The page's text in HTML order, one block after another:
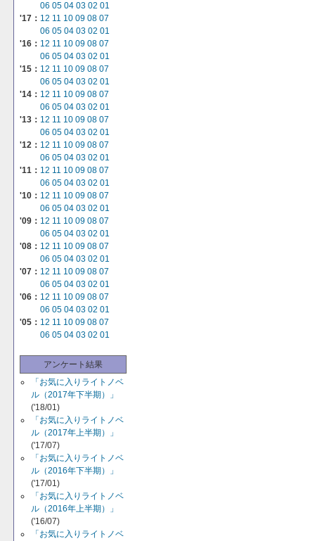
06 05 04 03 02 01
'17： 12 11 10 09 08 07
06 05 04 03 02 01
'16： 12 11 10 09 08 07
06 05 04 03 02 01
'15： 12 11 10 09 08 07
06 05 04 03 02 01
'14： 12 11 10 09 08 07
06 05 04 03 02 01
'13： 12 11 10 09 08 07
06 05 04 03 02 01
'12： 12 11 10 09 08 07
06 05 04 03 02 01
'11： 12 11 10 09 08 07
06 05 04 03 02 01
'10： 12 11 10 09 08 07
06 05 04 03 02 01
'09： 12 11 10 09 08 07
06 05 04 03 02 01
'08： 12 11 10 09 08 07
06 05 04 03 02 01
'07： 12 11 10 09 08 07
06 05 04 03 02 01
'06： 12 11 10 09 08 07
06 05 04 03 02 01
'05： 12 11 10 09 08 07
06 05 04 03 02 01
アンケート結果
「お気に入りライトノベ
ル（2017年下半期）」
('18/01)
「お気に入りライトノベ
ル（2017年上半期）」
('17/07)
「お気に入りライトノベ
ル（2016年下半期）」
('17/01)
「お気に入りライトノベ
ル（2016年上半期）」
('16/07)
「お気に入りライトノベ